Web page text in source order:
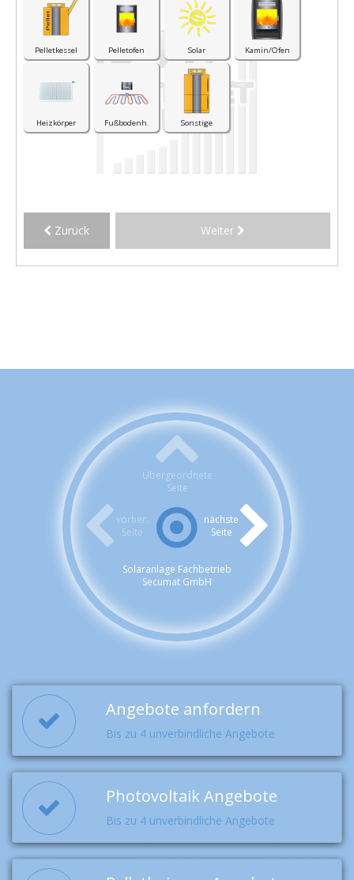
Pelletkessel Pelletofen Solar Kamin/Ofen
Heizkörper Fußbodenh. Sonstige
Zurück Weiter
Übergeordnete
Seite
vorher.
Seite
nächste
Seite
Solaranlage Fachbetrieb
Secumat GmbH
Angebote anfordern
Bis zu 4 unverbindliche Angebote
Photovoltaik Angebote
Bis zu 4 unverbindliche Angebote